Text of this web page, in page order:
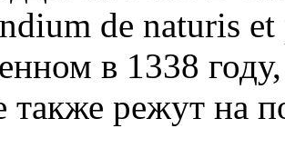
de naturis
в 1338
также режут на